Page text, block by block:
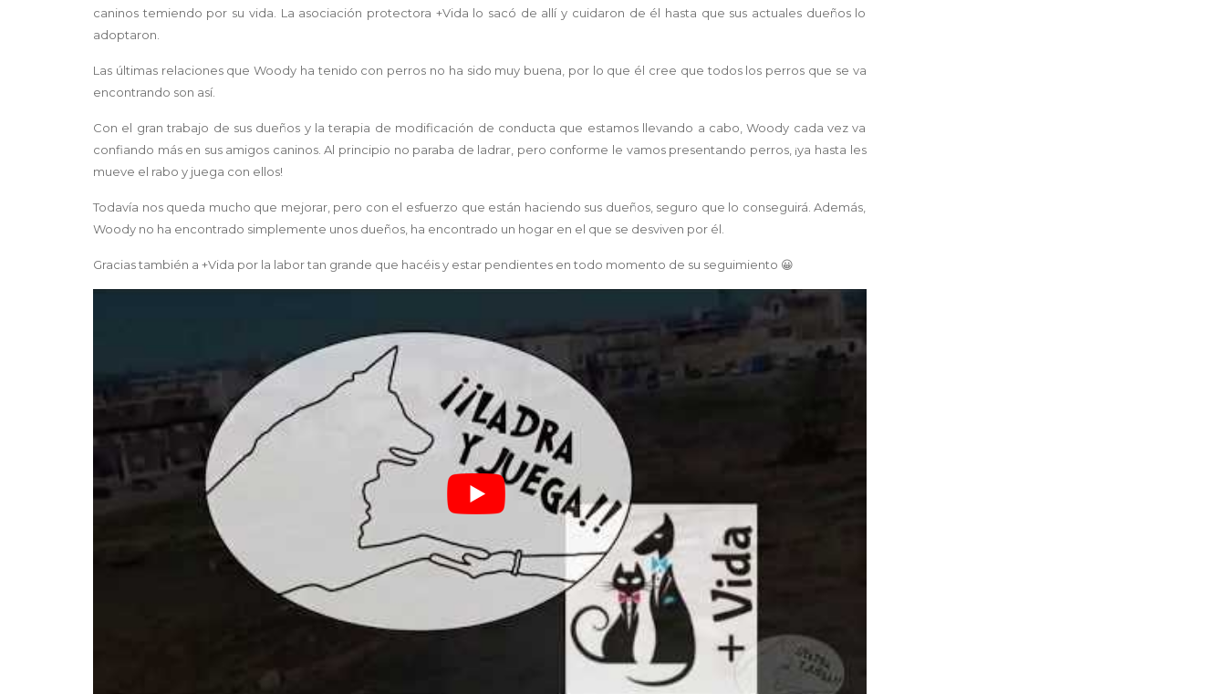
caninos temiendo por su vida. La asociación protectora +Vida lo sacó de allí y cuidaron de él hasta que sus actuales dueños lo
adoptaron.
Las últimas relaciones que Woody ha tenido con perros no ha sido muy buena, por lo que él cree que todos los perros que se va
encontrando son así.
Con el gran trabajo de sus dueños y la terapia de modificación de conducta que estamos llevando a cabo, Woody cada vez va
confiando más en sus amigos caninos. Al principio no paraba de ladrar, pero conforme le vamos presentando perros, ¡ya hasta les
mueve el rabo y juega con ellos!
Todavía nos queda mucho que mejorar, pero con el esfuerzo que están haciendo sus dueños, seguro que lo conseguirá. Además,
Woody no ha encontrado simplemente unos dueños, ha encontrado un hogar en el que se desviven por él.
Gracias también a +Vida por la labor tan grande que hacéis y estar pendientes en todo momento de su seguimiento 😀